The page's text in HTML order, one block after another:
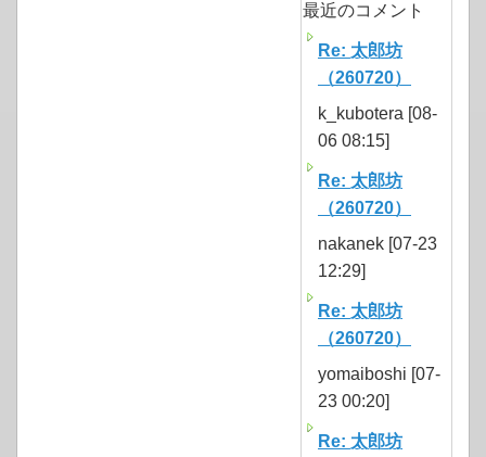
最近のコメント
Re: 太郎坊
（260720）
k_kubotera [08-
06 08:15]
Re: 太郎坊
（260720）
nakanek [07-23
12:29]
Re: 太郎坊
（260720）
yomaiboshi [07-
23 00:20]
Re: 太郎坊